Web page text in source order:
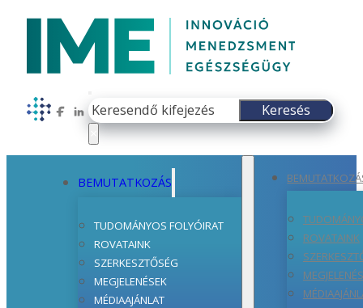
Follow us on Facebook
Follow us on LinkedIn
Keresés
Keresés
BEMUTATKOZÁS
TUDOMÁNYOS FOLYÓIRAT
ROVATAINK
SZERKESZTŐSÉG
MEGJELENÉSEK
MÉDIAAJÁNLAT
ROVATAINK